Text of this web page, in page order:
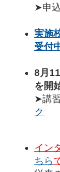
➤申
実施
受付
8月
を開
➤講
ク
イン
ちら